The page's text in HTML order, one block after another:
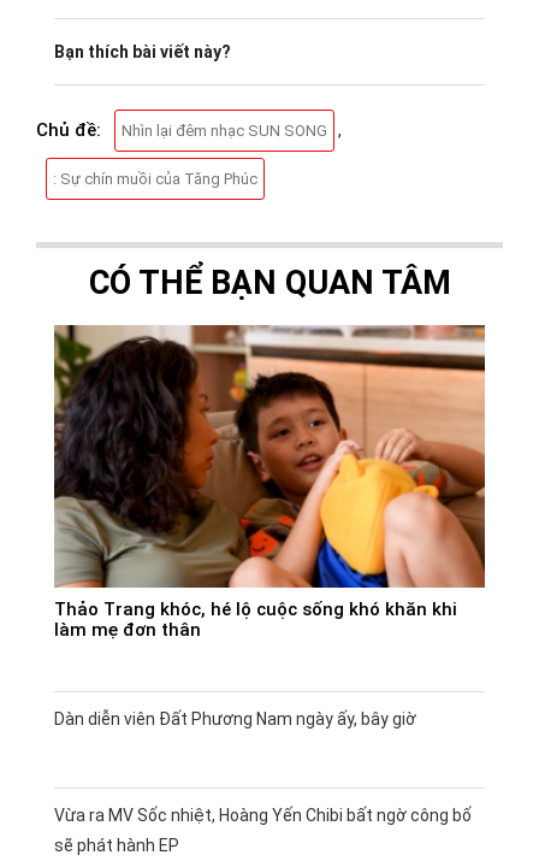
Bạn thích bài viết này?
Chủ đề: Nhìn lại đêm nhạc SUN SONG ,
: Sự chín muồi của Tăng Phúc
CÓ THỂ BẠN QUAN TÂM
Thảo Trang khóc, hé lộ cuộc sống khó khăn khi
làm mẹ đơn thân
Dàn diễn viên Đất Phương Nam ngày ấy, bây giờ
Vừa ra MV Sốc nhiệt, Hoàng Yến Chibi bất ngờ công bố
sẽ phát hành EP